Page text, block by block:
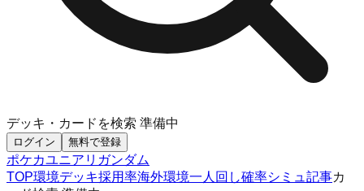
デッキ・カードを検索 準備中
ログイン 無料で登録
ポケカユニアリ ガンダム
TOP環境デッキ採用率海外環境一人回し確率シミュ 記事カ